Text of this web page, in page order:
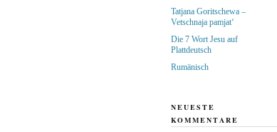
Tatjana Goritschewa –
Vetschnaja pamjat‘
Die 7 Wort Jesu auf
Plattdeutsch
Rumänisch
NEUESTE
KOMMENTARE